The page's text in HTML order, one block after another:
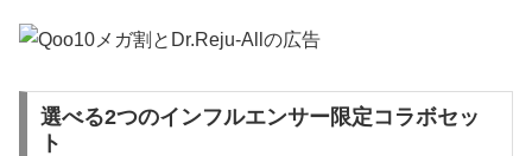
選べる2つのインフルエンサー限定コラボセッ
ト